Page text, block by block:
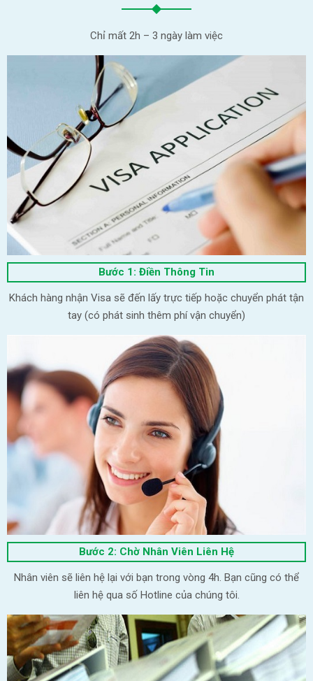
Chỉ mất 2h – 3 ngày làm việc
Bước 1: Điền Thông Tin
Khách hàng nhận Visa sẽ đến lấy trực tiếp hoặc chuyển phát tận
tay (có phát sinh thêm phí vận chuyển)
Bước 2: Chờ Nhân Viên Liên Hệ
Nhân viên sẽ liên hệ lại với bạn trong vòng 4h. Bạn cũng có thể
liên hệ qua số Hotline của chúng tôi.